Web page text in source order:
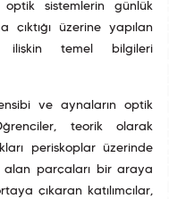
optik sistemlerin günlük
çıktığı üzerine yapılan
ilişkin temel bilgileri
ve aynaların optik
teorik olarak
periskoplar üzerinde
alan parçaları bir araya
çıkaran katılımcılar,